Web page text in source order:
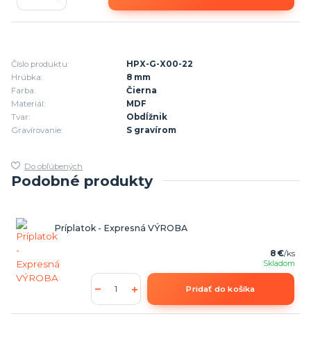
Číslo produktu:
HPX-G-X00-22
Hrúbka:
8 mm
Farba:
Čierna
Materiál:
MDF
Tvar:
Obdĺžnik
Gravírovanie:
S gravírom
Do obľúbených
Podobné produkty
Príplatok - Expresná VÝROBA
8 €/ks
Skladom
Pridať do košíka